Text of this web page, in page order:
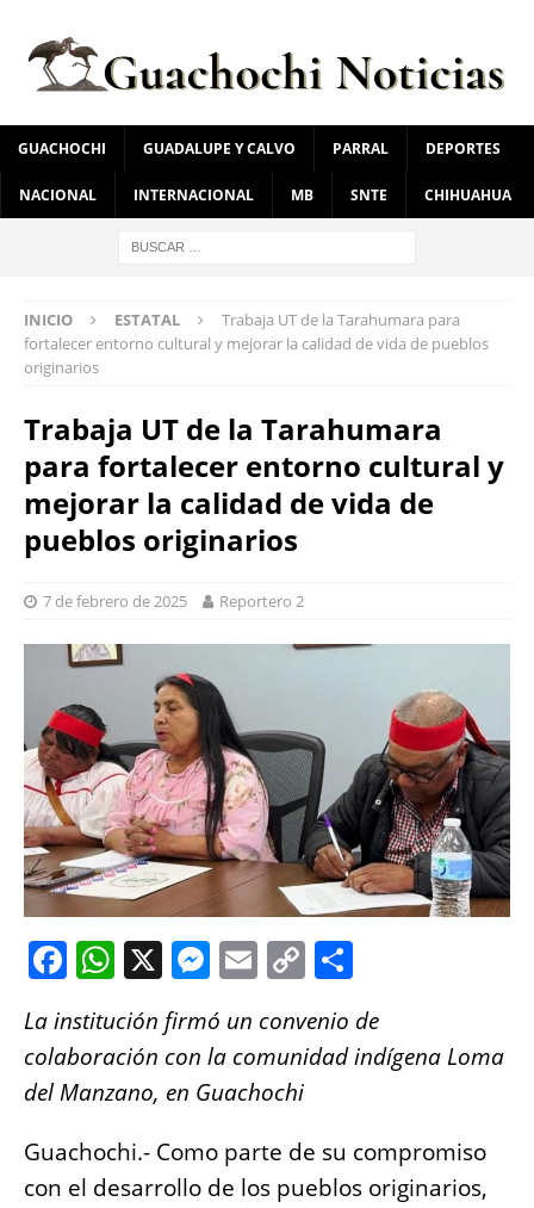
GUACHOCHI GUADALUPE Y CALVO PARRAL DEPORTES
NACIONAL INTERNACIONAL MB SNTE CHIHUAHUA
INICIO ESTATAL
Trabaja UT de la Tarahumara para
fortalecer entorno cultural y mejorar la calidad de vida de pueblos
originarios
Trabaja UT de la Tarahumara
para fortalecer entorno cultural y
mejorar la calidad de vida de
pueblos originarios
7 de febrero de 2025 Reportero 2
F
c
e
b
o
o
W
at
s
A
p
p
X M
ss
e
n
g
er
E
ai
l
C
p
y
n
k
h
a
re
La institución firmó un convenio de
colaboración con la comunidad indígena Loma
del Manzano, en Guachochi
Guachochi.- Como parte de su compromiso
con el desarrollo de los pueblos originarios,